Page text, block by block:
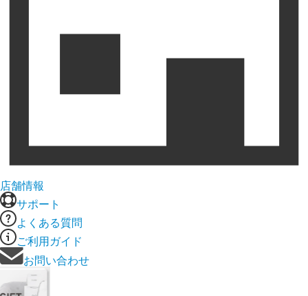
店舗情報
サポート
よくある質問
ご利用ガイド
お問い合わせ